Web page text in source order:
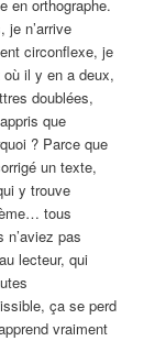
en orthographe.
je n’arrive
circonflexe, je
il y en a deux,
doublées,
que
? Parce que
un texte,
y trouve
tous
pas
lecteur, qui
ça se perd
vraiment